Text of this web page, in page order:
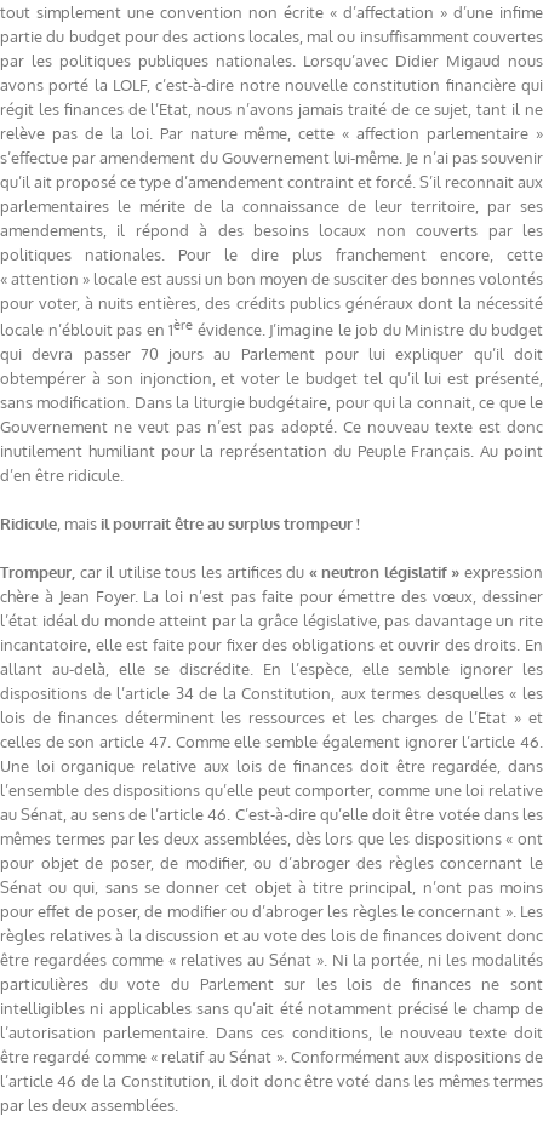
tout simplement une convention non écrite « d’affectation » d’une infime
partie du budget pour des actions locales, mal ou insuffisamment couvertes
par les politiques publiques nationales. Lorsqu’avec Didier Migaud nous
avons porté la LOLF, c’est-à-dire notre nouvelle constitution financière qui
régit les finances de l’Etat, nous n’avons jamais traité de ce sujet, tant il ne
relève pas de la loi. Par nature même, cette « affection parlementaire »
s’effectue par amendement du Gouvernement lui-même. Je n’ai pas souvenir
qu’il ait proposé ce type d’amendement contraint et forcé. S’il reconnait aux
parlementaires le mérite de la connaissance de leur territoire, par ses
amendements, il répond à des besoins locaux non couverts par les
politiques nationales. Pour le dire plus franchement encore, cette
« attention » locale est aussi un bon moyen de susciter des bonnes volontés
pour voter, à nuits entières, des crédits publics généraux dont la nécessité
locale n’éblouit pas en 1ère évidence. J’imagine le job du Ministre du budget
qui devra passer 70 jours au Parlement pour lui expliquer qu’il doit
obtempérer à son injonction, et voter le budget tel qu’il lui est présenté,
sans modification. Dans la liturgie budgétaire, pour qui la connait, ce que le
Gouvernement ne veut pas n’est pas adopté. Ce nouveau texte est donc
inutilement humiliant pour la représentation du Peuple Français. Au point
d’en être ridicule.
Ridicule, mais il pourrait être au surplus trompeur !
Trompeur, car il utilise tous les artifices du « neutron législatif » expression
chère à Jean Foyer. La loi n’est pas faite pour émettre des vœux, dessiner
l’état idéal du monde atteint par la grâce législative, pas davantage un rite
incantatoire, elle est faite pour fixer des obligations et ouvrir des droits. En
allant au-delà, elle se discrédite. En l’espèce, elle semble ignorer les
dispositions de l’article 34 de la Constitution, aux termes desquelles « les
lois de finances déterminent les ressources et les charges de l’Etat » et
celles de son article 47. Comme elle semble également ignorer l’article 46.
Une loi organique relative aux lois de finances doit être regardée, dans
l’ensemble des dispositions qu’elle peut comporter, comme une loi relative
au Sénat, au sens de l’article 46. C’est-à-dire qu’elle doit être votée dans les
mêmes termes par les deux assemblées, dès lors que les dispositions « ont
pour objet de poser, de modifier, ou d’abroger des règles concernant le
Sénat ou qui, sans se donner cet objet à titre principal, n’ont pas moins
pour effet de poser, de modifier ou d’abroger les règles le concernant ». Les
règles relatives à la discussion et au vote des lois de finances doivent donc
être regardées comme « relatives au Sénat ». Ni la portée, ni les modalités
particulières du vote du Parlement sur les lois de finances ne sont
intelligibles ni applicables sans qu’ait été notamment précisé le champ de
l’autorisation parlementaire. Dans ces conditions, le nouveau texte doit
être regardé comme « relatif au Sénat ». Conformément aux dispositions de
l’article 46 de la Constitution, il doit donc être voté dans les mêmes termes
par les deux assemblées.